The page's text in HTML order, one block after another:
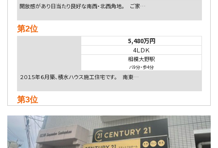
開放感があり日当たり良好な南西・北西角地。 ご家…
第2位
5,480万円
4ＬＤＫ
相模大野駅
バ9分・歩4分
２０１５年６月築、積水ハウス施工住宅です。 南東…
第3位
4ＬＤＫ
淵野辺駅
歩17分